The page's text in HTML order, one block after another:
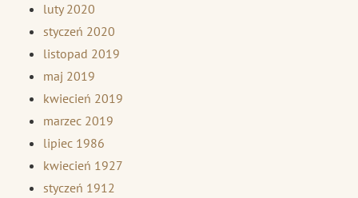
luty 2020
styczeń 2020
listopad 2019
maj 2019
kwiecień 2019
marzec 2019
lipiec 1986
kwiecień 1927
styczeń 1912